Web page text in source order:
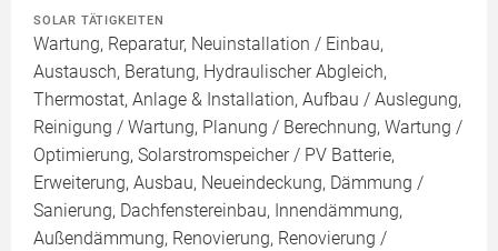
SOLAR TÄTIGKEITEN
Wartung, Reparatur, Neuinstallation / Einbau,
Austausch, Beratung, Hydraulischer Abgleich,
Thermostat, Anlage & Installation, Aufbau / Auslegung,
Reinigung / Wartung, Planung / Berechnung, Wartung /
Optimierung, Solarstromspeicher / PV Batterie,
Erweiterung, Ausbau, Neueindeckung, Dämmung /
Sanierung, Dachfenstereinbau, Innendämmung,
Außendämmung, Renovierung, Renovierung /